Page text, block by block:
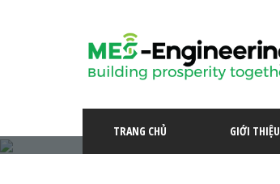
TRANG CHỦ GIỚI THIỆU
Tin tức